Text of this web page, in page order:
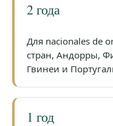
2 года
Для nacionales de
стран, Андорры,
Гвинеи и
1 год